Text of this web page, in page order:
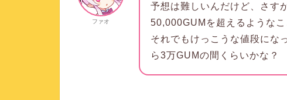
ファオ
予想は難しいんだけど、さす
50,000GUMを超えるようなこ
それでもけっこうな値段にな
ら3万GUMの間くらいかな？